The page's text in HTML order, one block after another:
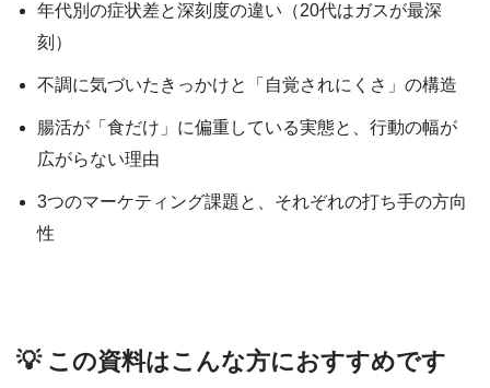
年代別の症状差と深刻度の違い（20代はガスが最深
刻）
不調に気づいたきっかけと「自覚されにくさ」の構造
腸活が「食だけ」に偏重している実態と、行動の幅が
広がらない理由
3つのマーケティング課題と、それぞれの打ち手の方向
性
💡 この資料はこんな方におすすめです